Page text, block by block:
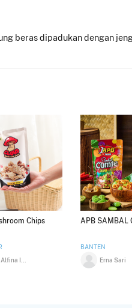
beras dipadukan dengan
Chips APB SAMBAL
BANTEN
Erna Sari